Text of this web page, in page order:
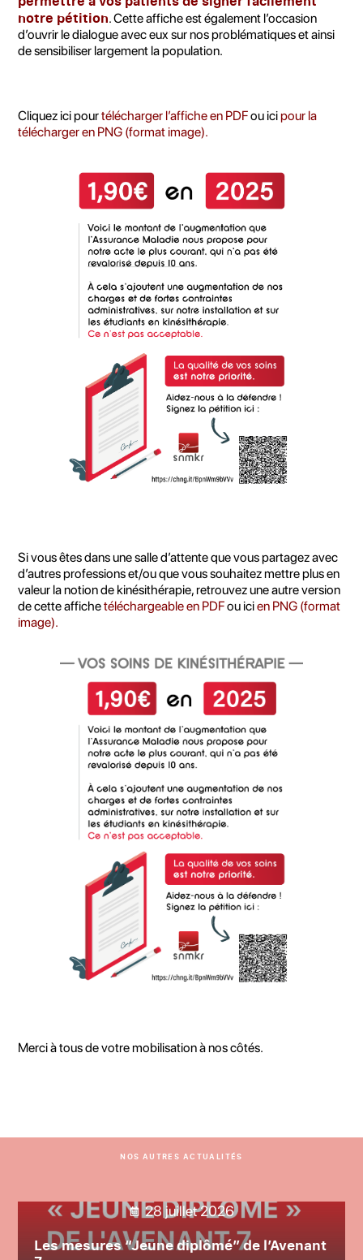
notre pétition. Cette affiche est également l’occasion
d’ouvrir le dialogue avec eux sur nos problématiques et ainsi
de sensibiliser largement la population.
Cliquez ici pourtélécharger l’affiche en PDFou icipour la
télécharger en PNG (format image).
Si vous êtes dans une salle d’attente que vous partagez avec
d’autres professions et/ou que vous souhaitez mettre plus en
valeur la notion de kinésithérapie, retrouvez une autre version
de cette affichetéléchargeable en PDFou icien PNG (format
image).
Merci à tous de votre mobilisation à nos côtés.
NOS AUTRES ACTUALITÉS
28 juillet 2026
Les mesures “Jeune diplômé” de l’Avenant